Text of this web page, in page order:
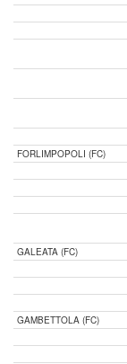
FORLIMPOPOLI (FC)
GALEATA (FC)
GAMBETTOLA (FC)